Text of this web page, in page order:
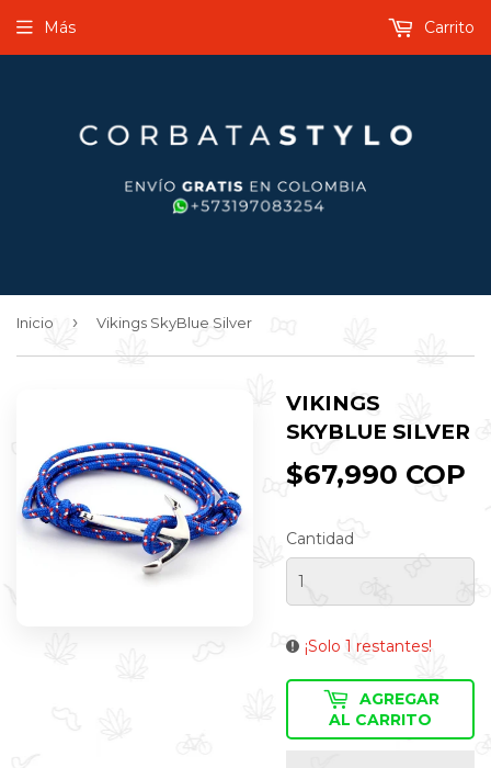
Más Carrito
Inicio › Vikings SkyBlue Silver
VIKINGS
SKYBLUE SILVER
$67,990 COP
Cantidad
¡Solo 1 restantes!
AGREGAR
AL CARRITO